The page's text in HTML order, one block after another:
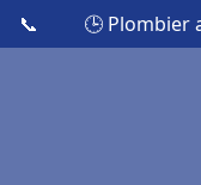
📞 🕒 Plombier